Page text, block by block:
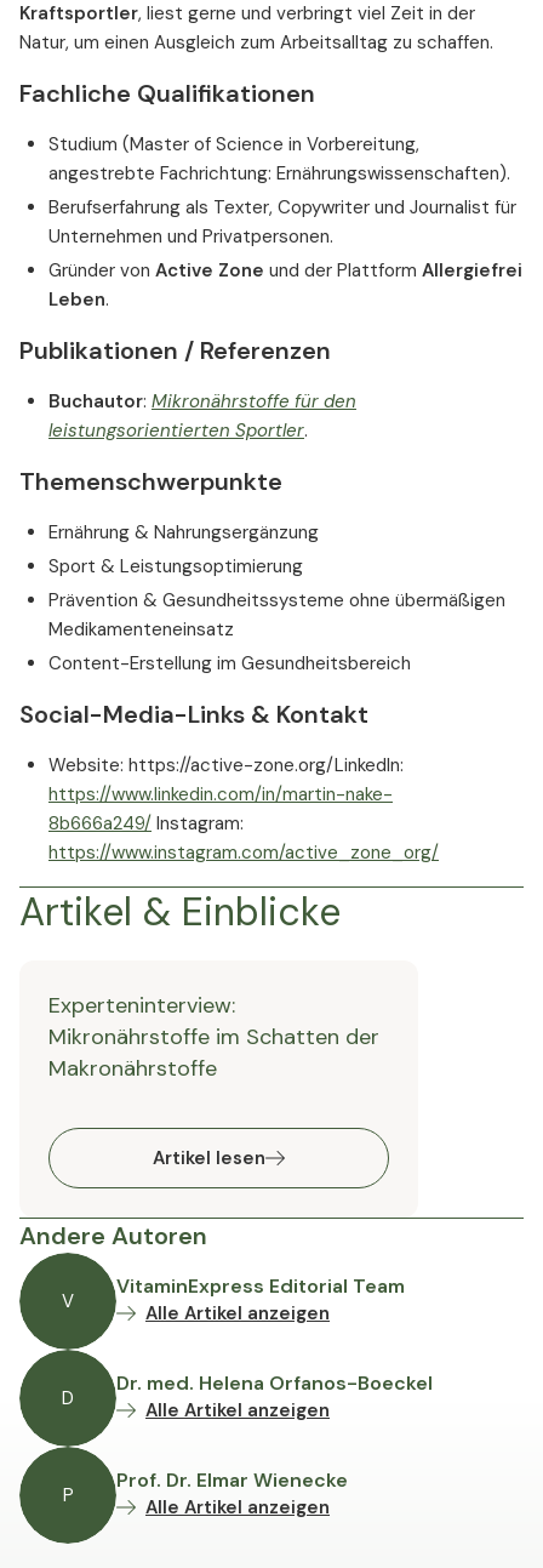
Kraftsportler, liest gerne und verbringt viel Zeit in der
Natur, um einen Ausgleich zum Arbeitsalltag zu schaffen.
Fachliche Qualifikationen
Studium (Master of Science in Vorbereitung,
angestrebte Fachrichtung: Ernährungswissenschaften).
Berufserfahrung als Texter, Copywriter und Journalist für
Unternehmen und Privatpersonen.
Gründer von Active Zone und der Plattform Allergiefrei
Leben.
Publikationen / Referenzen
Buchautor: Mikronährstoffe für den
leistungsorientierten Sportler.
Themenschwerpunkte
Ernährung & Nahrungsergänzung
Sport & Leistungsoptimierung
Prävention & Gesundheitssysteme ohne übermäßigen
Medikamenteneinsatz
Content-Erstellung im Gesundheitsbereich
Social-Media-Links & Kontakt
Website: https://active-zone.org/LinkedIn:
https://www.linkedin.com/in/martin-nake-
8b666a249/ Instagram:
https://www.instagram.com/active_zone_org/
Artikel & Einblicke
Experteninterview:
Mikronährstoffe im Schatten der
Makronährstoffe
Artikel lesen
Andere Autoren
V
VitaminExpress Editorial Team
Alle Artikel anzeigen
D
Dr. med. Helena Orfanos-Boeckel
Alle Artikel anzeigen
P
Prof. Dr. Elmar Wienecke
Alle Artikel anzeigen